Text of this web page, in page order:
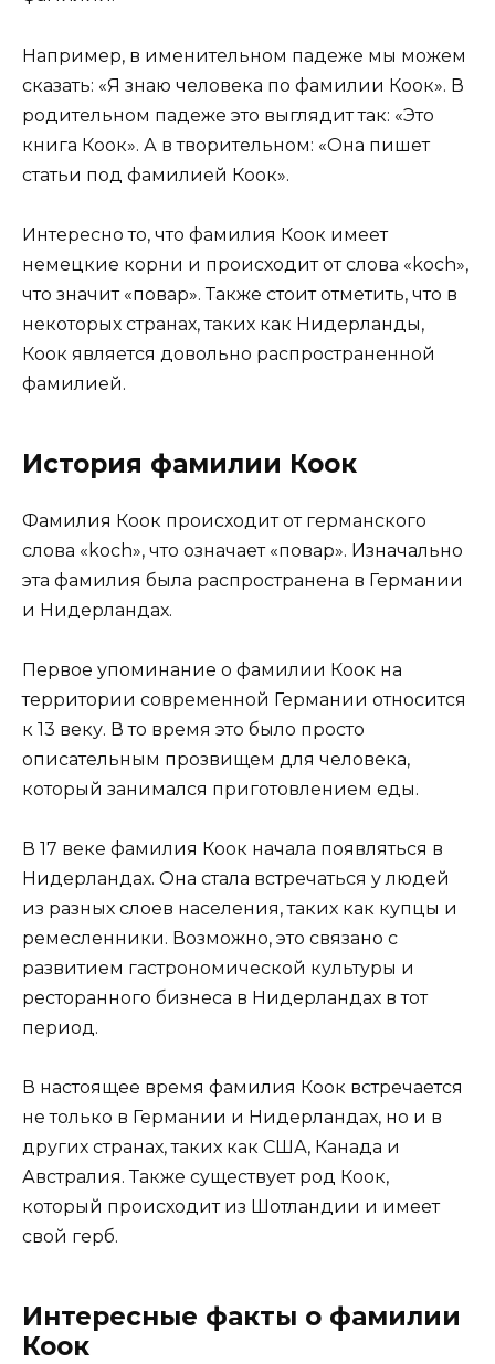
Например, в именительном падеже мы можем
сказать: «Я знаю человека по фамилии Коок». В
родительном падеже это выглядит так: «Это
книга Коок». А в творительном: «Она пишет
статьи под фамилией Коок».
Интересно то, что фамилия Коок имеет
немецкие корни и происходит от слова «koch»,
что значит «повар». Также стоит отметить, что в
некоторых странах, таких как Нидерланды,
Коок является довольно распространенной
фамилией.
История фамилии Коок
Фамилия Коок происходит от германского
слова «koch», что означает «повар». Изначально
эта фамилия была распространена в Германии
и Нидерландах.
Первое упоминание о фамилии Коок на
территории современной Германии относится
к 13 веку. В то время это было просто
описательным прозвищем для человека,
который занимался приготовлением еды.
В 17 веке фамилия Коок начала появляться в
Нидерландах. Она стала встречаться у людей
из разных слоев населения, таких как купцы и
ремесленники. Возможно, это связано с
развитием гастрономической культуры и
ресторанного бизнеса в Нидерландах в тот
период.
В настоящее время фамилия Коок встречается
не только в Германии и Нидерландах, но и в
других странах, таких как США, Канада и
Австралия. Также существует род Коок,
который происходит из Шотландии и имеет
свой герб.
Интересные факты о фамилии
Коок